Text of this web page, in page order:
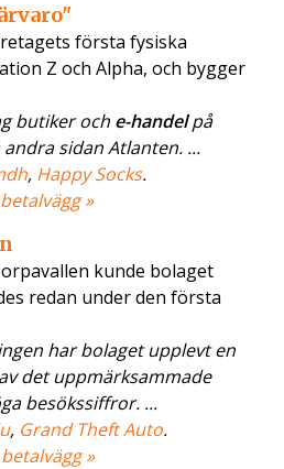
första fysiska
Z och Alpha, och bygger
butiker och e-handelpå
sidan Atlanten. ...
, Happy Socks.
»
kunde bolaget
redan under den första
har bolaget upplevt en
det uppmärksammade
besökssiffror. ...
, Grand Theft Auto.
»